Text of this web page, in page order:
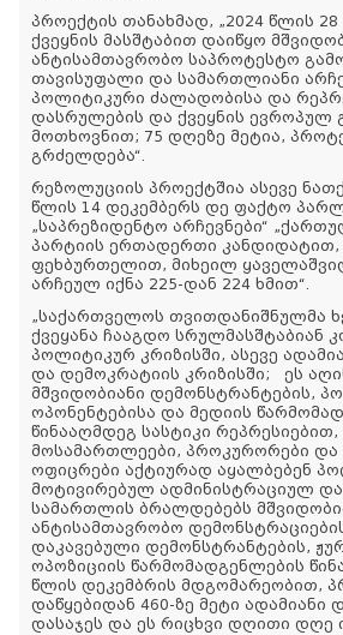
პროექტის თანახმად, „2024 წლის
ქვეყნის მასშტაბით დაიწყო
ანტისამთავრობო საპროტესტო
თავისუფალი და სამართლიანი
პოლიტიკური ძალადობისა და
დასრულების და ქვეყნის ევროპულ
მოთხოვნით; 75 დღეზე მეტია,
გრძელდება“.
რეზოლუციის პროექტშია ასევე
წლის 14 დეკემბერს დე ფაქტო
„საპრეზიდენტო არჩევნები“
პარტიის ერთადერთი
ფეხბურთელით, მიხეილ
არჩეულ იქნა 225-დან 224 ხმით“.
„საქართველოს თვითდანიშნულმა
ქვეყანა ჩააგდო სრულმასშტაბიან
პოლიტიკურ კრიზისში, ასევე
და დემოკრატიის კრიზისში; ეს
მშვიდობიანი დემონსტრანტების,
ოპონენტებისა და მედიის
წინააღმდეგ სასტიკი
მოსამართლეები, პროკურორები და
ოფიცრები აქტიურად აყალბებენ
მოტივირებულ ადმინისტრაციულ
სამართლის ბრალდებებს
ანტისამთავრობო
დაკავებული დემონსტრანტების,
ოპოზიციის წარმომადგენლების
წლის დეკემბრის მდგომარეობით,
დაწყებიდან 460-ზე მეტი ადამიანი
დასაჯეს და ეს რიცხვი დღითი დღე